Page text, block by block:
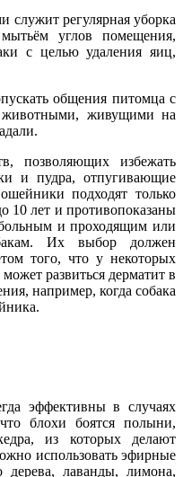
служит регулярная уборка
углов помещения,
с целью удаления яиц,
общения питомца с
животными, живущими на
позволяющих избежать
и пудра, отпугивающие
подходят только
10 лет и противопоказаны
и проходящим или
Их выбор должен
того, что у некоторых
развиться дерматит в
например, когда собака
эффективны в случаях
блохи боятся полыни,
из которых делают
использовать эфирные
дерева, лаванды, лимона,